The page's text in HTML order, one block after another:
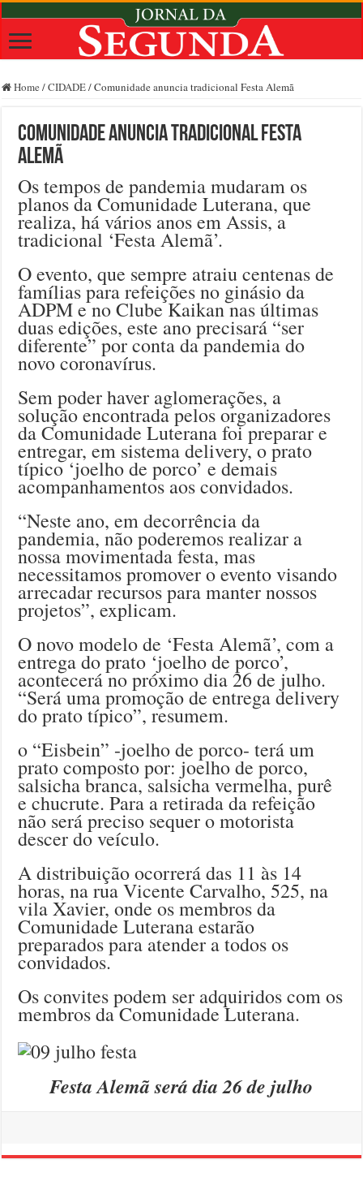
Home /CIDADE/Comunidade anuncia tradicional Festa Alemã
Comunidade anuncia tradicional Festa
Alemã
Os tempos de pandemia mudaram os
planos da Comunidade Luterana, que
realiza, há vários anos em Assis, a
tradicional ‘Festa Alemã’.
O evento, que sempre atraiu centenas de
famílias para refeições no ginásio da
ADPM e no Clube Kaikan nas últimas
duas edições, este ano precisará “ser
diferente” por conta da pandemia do
novo coronavírus.
Sem poder haver aglomerações, a
solução encontrada pelos organizadores
da Comunidade Luterana foi preparar e
entregar, em sistema delivery, o prato
típico ‘joelho de porco’ e demais
acompanhamentos aos convidados.
“Neste ano, em decorrência da
pandemia, não poderemos realizar a
nossa movimentada festa, mas
necessitamos promover o evento visando
arrecadar recursos para manter nossos
projetos”, explicam.
O novo modelo de ‘Festa Alemã’, com a
entrega do prato ‘joelho de porco’,
acontecerá no próximo dia 26 de julho.
“Será uma promoção de entrega delivery
do prato típico”, resumem.
o “Eisbein” -joelho de porco- terá um
prato composto por: joelho de porco,
salsicha branca, salsicha vermelha, purê
e chucrute. Para a retirada da refeição
não será preciso sequer o motorista
descer do veículo.
A distribuição ocorrerá das 11 às 14
horas, na rua Vicente Carvalho, 525, na
vila Xavier, onde os membros da
Comunidade Luterana estarão
preparados para atender a todos os
convidados.
Os convites podem ser adquiridos com os
membros da Comunidade Luterana.
Festa Alemã será dia 26 de julho